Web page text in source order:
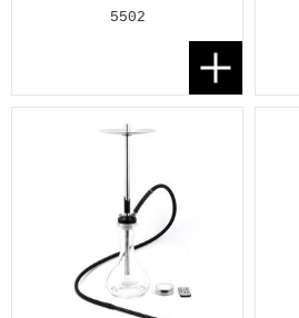
5502
Lägg till i